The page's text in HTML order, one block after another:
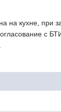
на кухне, при
с